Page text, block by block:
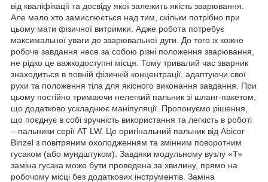
від кваліфікації та досвіду якої залежить якість зварювання.
Але мало хто замислюється над тим, скільки потрібно при
цьому мати фізичної витримки. Адже робота потребує
максимальної уваги до зварювальної дуги. До того ж кожне
робоче завдання несе за собою різні положення зварювання,
не рідко це важкодоступні місця. Тому тривалий час зварник
знаходиться в повній фізичній концентрації, адаптуючи свої
рухи та положення тіла для якісного виконання завдання. При
цьому постійно тримаючи нелегкий пальник зі шланг-пакетом,
що додатково ускладнює маніпуляції. Пропонуємо рішення,
що поєднує в собі зручність використання та легкість в роботі
– пальники серії AT LW. Це оригінальний пальник від Abicor
Binzel з повітряним охолодженням та змінним поворотним
гусаком (або мундштуком). Завдяки модульному вузлу «Т»
заміна гусака може бути проведена за хвилину, прямо на
робочому місці без додаткових інструментів. Заміна